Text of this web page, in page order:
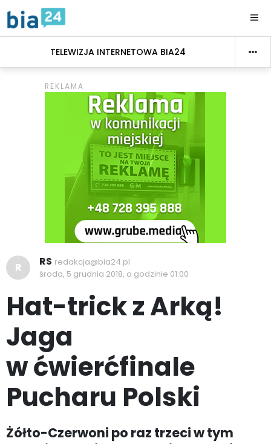
TELEWIZJA INTERNETOWA BIA24
R RS redakcja@bia24.pl
środa, 5 grudnia 2018, o godzinie 01:00
Hat-trick z Arką!
Jaga
w ćwierćfinale
Pucharu Polski
Żółto-Czerwoni po raz trzeci w tym